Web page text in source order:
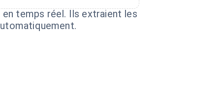
temps réel. Ils extraient les